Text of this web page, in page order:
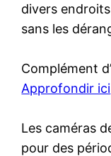
divers
sans les
Complément
Approfondir ici
Les caméras
pour des